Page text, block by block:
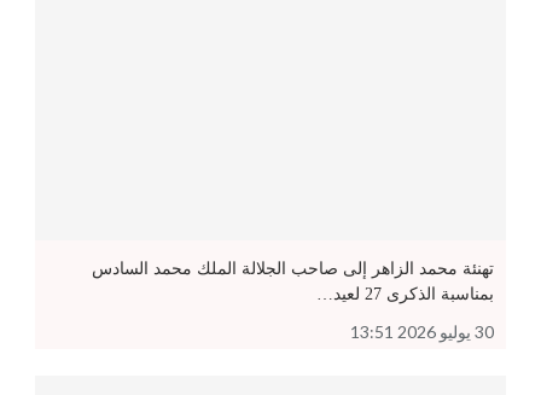
تهنئة محمد الزاهر إلى صاحب الجلالة الملك محمد السادس
بمناسبة الذكرى 27 لعيد…
30 يوليو 2026 13:51